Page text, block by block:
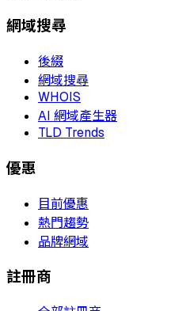
網域搜尋
後綴
網域搜尋
WHOIS
AI 網域產生器
TLD Trends
優惠
目前優惠
熱門趨勢
品牌網域
註冊商